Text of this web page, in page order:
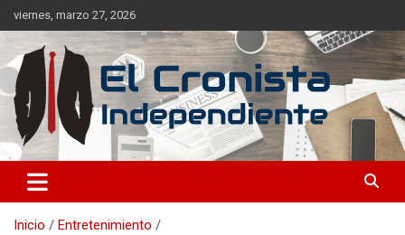
viernes, marzo 27, 2026
El Cronista Independiente
Noticias frescas de tus temáticas favoritas, sin dependencia de
ideales.
Inicio
Entretenimiento